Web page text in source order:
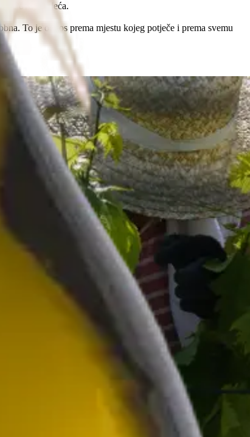
se ovdje osjeća.
To je odnos prema mjestu kojeg potječe i prema svemu